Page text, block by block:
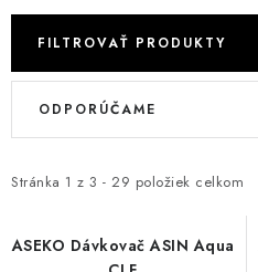
FILTROVAŤ PRODUKTY
V
i
p
Stránka 1 z 3 - 29 položiek celkom
R
e
i
ODPORÚČAME
ASEKO Dávkovač ASIN Aqua